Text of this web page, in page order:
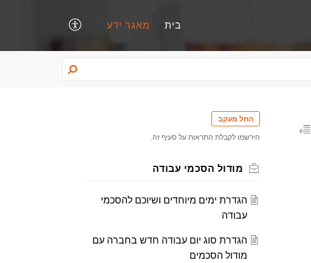
בית מאגר ידע
החל מעקב
הירשמו לקבלת התראות על סעיף זה.
מודול הסכמי עבודה
הגדרת ימים מיוחדים ושיוכם להסכמי
עבודה
הגדרת סוג יום עבודה חדש בחברה עם
מודול הסכמים